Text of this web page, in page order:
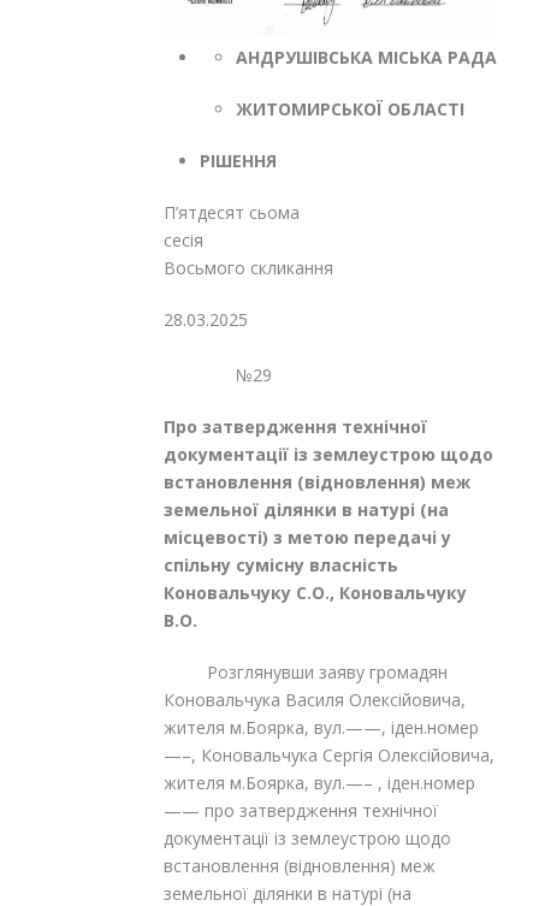
АНДРУШІВСЬКА МІСЬКА РАДА
ЖИТОМИРСЬКОЇ ОБЛАСТІ
РІШЕННЯ
П’ятдесят сьома
Восьмого скликання
28.03.2025
№29
Про затвердження технічної
документації із землеустрою щодо
встановлення (відновлення) меж
земельної ділянки в натурі (на
місцевості) з метою передачі у
спільну сумісну власність
Коновальчуку С.О., Коновальчуку
В.О.
Розглянувши заяву громадян
Коновальчука Василя Олексійовича,
жителя м.Боярка, вул.——, іден.номер
—–, Коновальчука Сергія Олексійовича,
жителя м.Боярка, вул.—– , іден.номер
—— про затвердження технічної
документації із землеустрою щодо
встановлення (відновлення) меж
земельної ділянки в натурі (на